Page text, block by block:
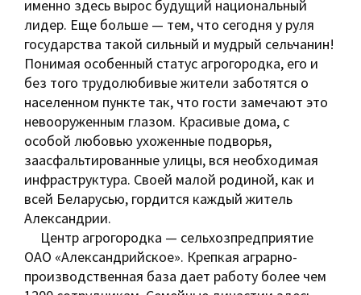
именно здесь вырос будущий национальный
лидер. Еще больше — тем, что сегодня у руля
государства такой сильный и мудрый сельчанин!
Понимая особенный статус агрогородка, его и
без того трудолюбивые жители заботятся о
населенном пункте так, что гости замечают это
невооруженным глазом. Красивые дома, с
особой любовью ухоженные подворья,
заасфальтированные улицы, вся необходимая
инфраструктура. Своей малой родиной, как и
всей Беларусью, гордится каждый житель
Александрии.
Центр агрогородка — сельхозпредприятие
ОАО «Александрийское». Крепкая аграрно-
производственная база дает работу более чем